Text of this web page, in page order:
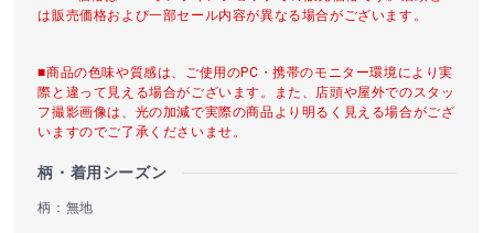
は販売価格および一部セール内容が異なる場合がございます。
■商品の色味や質感は、ご使用のPC・携帯のモニター環境により実
際と違って見える場合がございます。また、店頭や屋外でのスタッ
フ撮影画像は、光の加減で実際の商品より明るく見える場合がござ
いますのでご了承くださいませ。
柄・着用シーズン
柄：無地